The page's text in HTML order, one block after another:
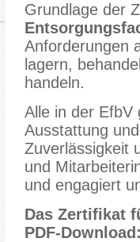
Grundlage der
Anforderungen
lagern,
handeln.
Alle in der EfbV
Ausstattung
Zuverlässigkeit
und
und engagiert
Das Zertifikat
PDF-